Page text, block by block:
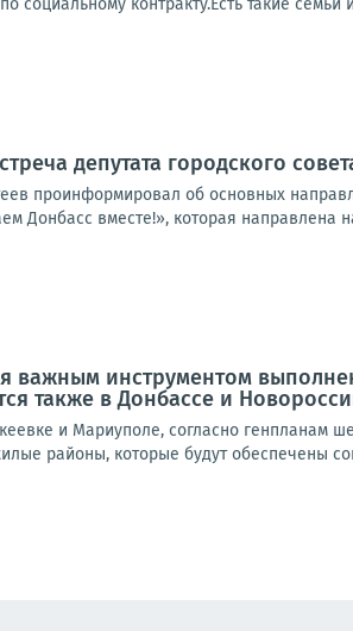
социальному контракту.Есть такие
депутата городского
проинформировал об основных
Донбасс вместе!», которая направлена
важным инструментом
также в Донбассе и
и Мариуполе, согласно генпланам
районы, которые будут обеспечены